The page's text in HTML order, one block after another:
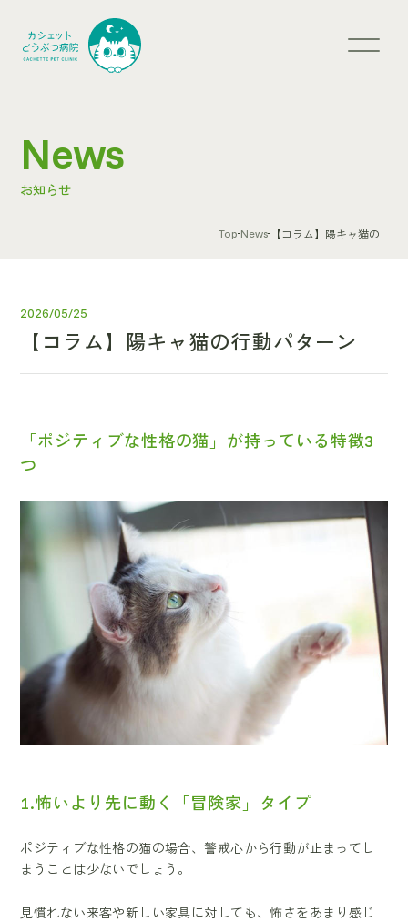
News
お知らせ
Top News 【コラム】陽キャ猫の...
2026/05/25
【コラム】陽キャ猫の行動パターン
「ポジティブな性格の猫」が持っている特徴3
つ
1.怖いより先に動く「冒険家」タイプ
ポジティブな性格の猫の場合、警戒心から行動が止まってし
まうことは少ないでしょう。
見慣れない来客や新しい家具に対しても、怖さをあまり感じ